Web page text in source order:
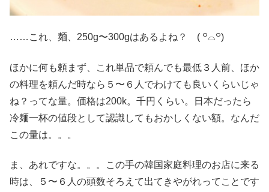
……これ、麺、250g〜300gはあるよね？ ( ꒪⌓꒪)
ほかに何も頼まず、これ単品で頼んでも最低３人前、ほか
の料理を頼んだ時なら５〜６人でわけても良いくらいじゃ
ね？ってな量。価格は200k。千円くらい。日本だったら
冷麺一杯の値段として認識してもおかしくない額。なんだ
この量は。。。
ま、あれですな。。。この手の韓国家庭料理のお店に来る
時は、５〜６人の頭数そろえて出てきやがれってことです